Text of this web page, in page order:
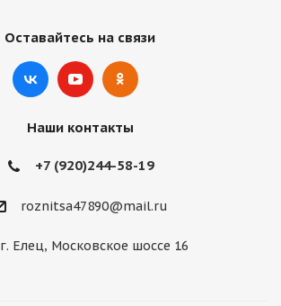
Оставайтесь на связи
Наши контакты
+7 (920)244-58-19
roznitsa47890@mail.ru
г. Елец, Московское шоссе 16